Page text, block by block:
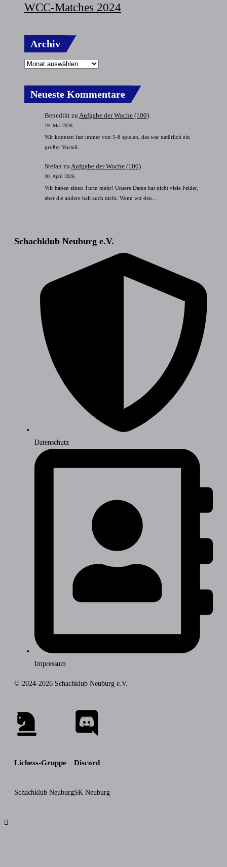
WCC-Matches 2024
Archiv
Neueste Kommentare
Benedikt zu Aufgabe der Woche (100)
19. Mai 2026
Wir konnten fast immer von 1-8 spielen, das war natürlich ein
großer Vorteil.
Stefan zu Aufgabe der Woche (100)
30. April 2026
Wir haben einen Turm mehr! Unsere Dame hat nicht viele Felder,
aber die andere halt auch nicht. Wenn wir den…
Schachklub Neuburg e.V.
Datenschutz
Impressum
© 2024-2026 Schachklub Neuburg e.V.
Lichess-Gruppe
Schachklub Neuburg
Discord
SK Neuburg